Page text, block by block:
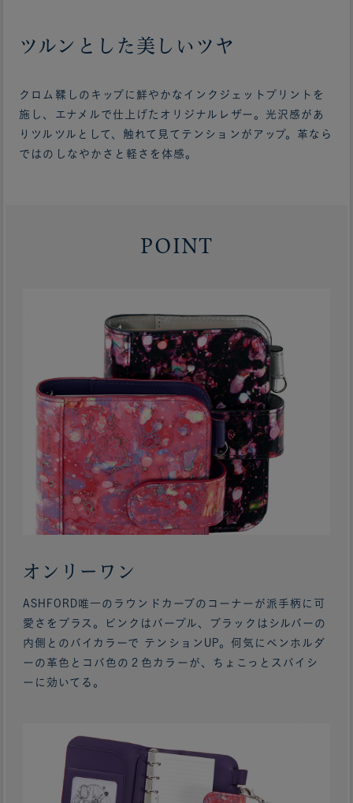
ツルンとした美しいツヤ
クロム鞣しのキップに鮮やかなインクジェットプリントを
施し、エナメルで仕上げたオリジナルレザー。光沢感があ
りツルツルとして、触れて見てテンションがアップ。革なら
ではのしなやかさと軽さを体感。
POINT
オンリーワン
ASHFORD唯一のラウンドカーブのコーナーが派手柄に可
愛さをプラス。ピンクはパープル、ブラックはシルバーの
内側とのバイカラーで テンションUP。何気にペンホルダ
ーの革色とコバ色の２色カラーが、ちょこっとスパイシ
ーに効いてる。